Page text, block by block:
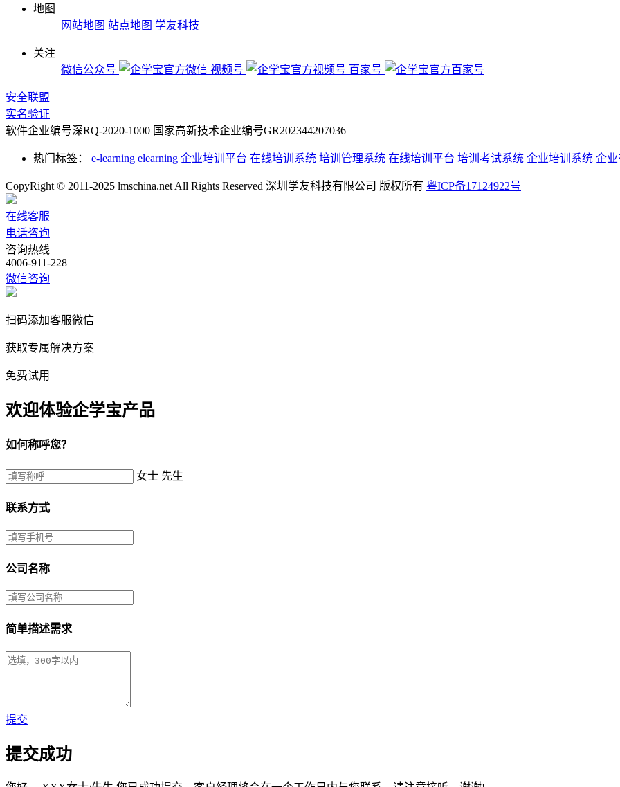
地图
网站地图 站点地图 学友科技
关注
微信公众号
视频号 百家号
安全联盟
实名验证
软件企业编号深RQ-2020-1000 国家高新技术企业编号GR202344207036
热门标签： e-learning elearning 企业培训平台 在线培训系统 培训管理系统 在线培训平台 培训考试系统 企业培训系统 企业
CopyRight © 2011-2025 lmschina.net All Rights Reserved 深圳学友科技有限公司 版权所有 粤ICP备17124922号
在线客服
电话咨询
咨询热线
4006-911-228
微信咨询
扫码添加客服微信
获取专属解决方案
免费试用
欢迎体验企学宝产品
如何称呼您？
女士 先生
联系方式
公司名称
简单描述需求
提交
提交成功